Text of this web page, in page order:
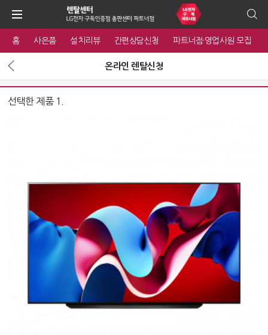
홈 사은품 설치리뷰 간편상담신청 파트너점·영업사원 모집
온라인 렌탈신청
선택한 제품 1.